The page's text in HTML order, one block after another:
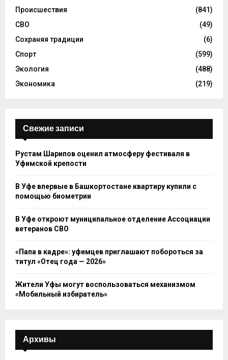
Происшествия
(841)
СВО
(49)
Сохраняя традиции
(6)
Спорт
(599)
Экология
(488)
Экономика
(219)
Свежие записи
Рустам Шарипов оценил атмосферу фестиваля в
Уфимской крепости
В Уфе впервые в Башкортостане квартиру купили с
помощью биометрии
В Уфе откроют муниципальное отделение Ассоциации
ветеранов СВО
«Папа в кадре»: уфимцев приглашают побороться за
титул «Отец года — 2026»
Жители Уфы могут воспользоваться механизмом
«Мобильный избиратель»
Архивы